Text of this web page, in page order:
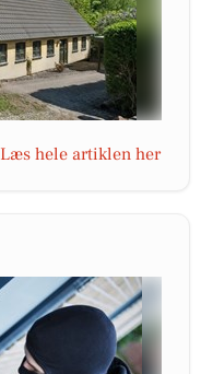
Læs hele artiklen her